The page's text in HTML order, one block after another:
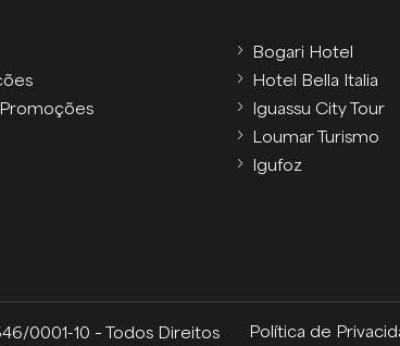
Bogari Hotel
Hotel Bella Italia
Iguassu City Tour
Loumar Turismo
Igufoz
0001-10 – Todos Direitos
Política de